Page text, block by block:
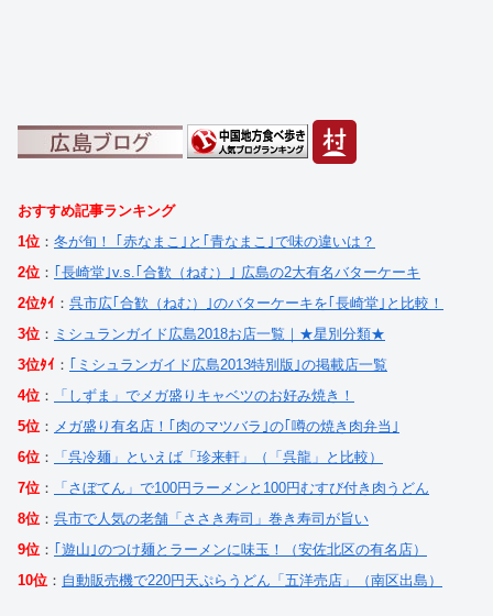
おすすめ記事ランキング
1位 ： 冬が旬！ ｢赤なまこ｣と｢青なまこ｣で味の違いは？
2位 ： ｢長崎堂｣v.s.｢合歓（ねむ）｣ 広島の2大有名バターケーキ
2位ﾀｲ ： 呉市広｢合歓（ねむ）｣のバターケーキを｢長崎堂｣と比較！
3位 ： ミシュランガイド広島2018お店一覧｜★星別分類★
3位ﾀｲ ： ｢ミシュランガイド広島2013特別版｣の掲載店一覧
4位 ：
「しずま」でメガ盛りキャベツのお好み焼き！
5位 ： メガ盛り有名店！｢肉のマツバラ｣の｢噂の焼き肉弁当｣
6位 ：
「呉冷麺」といえば「珍来軒」（「呉龍」と比較）
7位 ：
「さぼてん」で100円ラーメンと100円むすび付き肉うどん
8位 ： 呉市で人気の老舗「ささき寿司」巻き寿司が旨い
9位 ： ｢遊山｣のつけ麺とラーメンに味玉！（安佐北区の有名店）
10位 ： 自動販売機で220円天ぷらうどん「五洋売店」（南区出島）